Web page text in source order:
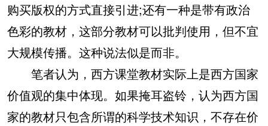
购买版权的方式直接引进;还有一种是带有政治
色彩的教材，这部分教材可以批判使用，但不宜
大规模传播。这种说法似是而非。
笔者认为，西方课堂教材实际上是西方国家
价值观的集中体现。如果掩耳盗铃，认为西方国
家的教材只包含所谓的科学技术知识，不存在价